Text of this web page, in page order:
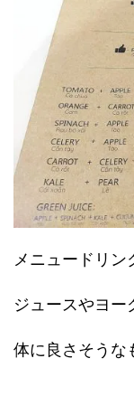
メニュードリン
ジュースやヨー
体に良さそうな